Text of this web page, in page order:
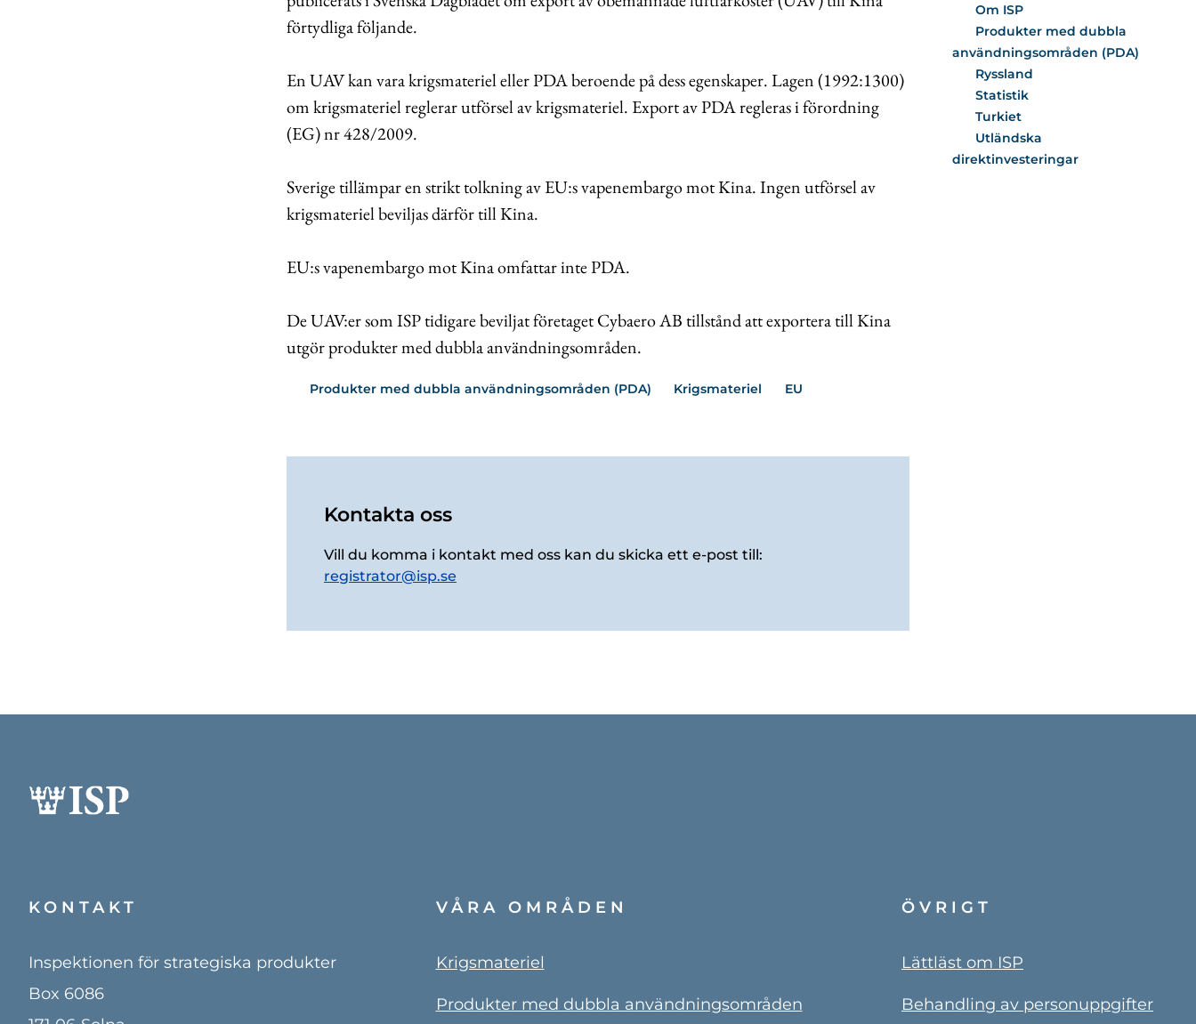
förtydliga följande.
En UAV kan vara krigsmateriel eller PDA beroende på dess egenskaper. Lagen (1992:1300)
om krigsmateriel reglerar utförsel av krigsmateriel. Export av PDA regleras i förordning
(EG) nr 428/2009.
Sverige tillämpar en strikt tolkning av EU:s vapenembargo mot Kina. Ingen utförsel av
krigsmateriel beviljas därför till Kina.
EU:s vapenembargo mot Kina omfattar inte PDA.
De UAV:er som ISP tidigare beviljat företaget Cybaero AB tillstånd att exportera till Kina
utgör produkter med dubbla användningsområden.
Produkter med dubbla användningsområden (PDA) Krigsmateriel EU
Kontakta oss
Vill du komma i kontakt med oss kan du skicka ett e-post till:
registrator@isp.se
Om ISP
Produkter med dubbla
användningsområden (PDA)
Ryssland
Statistik
Turkiet
Utländska
direktinvesteringar
KONTAKT
Inspektionen för strategiska produkter
Box 6086
VÅRA OMRÅDEN
Krigsmateriel
Produkter med dubbla användningsområden
ÖVRIGT
Lättläst om ISP
Behandling av personuppgifter